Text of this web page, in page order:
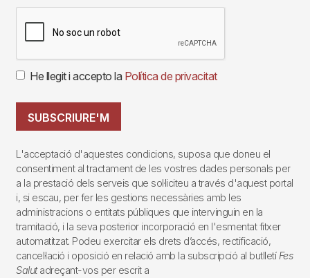
He llegit i accepto la Política de privacitat
SUBSCRIURE'M
L'acceptació d'aquestes condicions, suposa que doneu el
consentiment al tractament de les vostres dades personals per
a la prestació dels serveis que sol·liciteu a través d'aquest portal
i, si escau, per fer les gestions necessàries amb les
administracions o entitats públiques que intervinguin en la
tramitació, i la seva posterior incorporació en l'esmentat fitxer
automatitzat. Podeu exercitar els drets d’accés, rectificació,
cancel·lació i oposició en relació amb la subscripció al butlletí Fes
Salutadreçant-vos per escrit a